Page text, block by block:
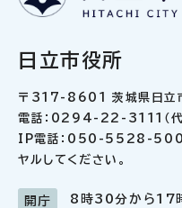
日立市役所
〒317-8601 茨城県日立
電話：0294-22-3111（代
IP電話：050-5528-5000
ヤルしてください。
開庁 8時30分から17